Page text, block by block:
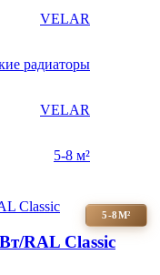
VELAR
радиаторы
VELAR
5-8 м²
5-8М²
RAL Classic